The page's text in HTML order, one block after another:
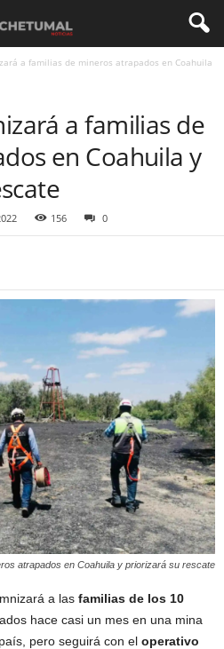
a familias de mineros atrapados en Coahuila
a familias de
en Coahuila y
156 0
atrapados en Coahuila y priorizará su rescate
a las familias de los 10
hace casi un mes en una mina
pero seguirá con el operativo